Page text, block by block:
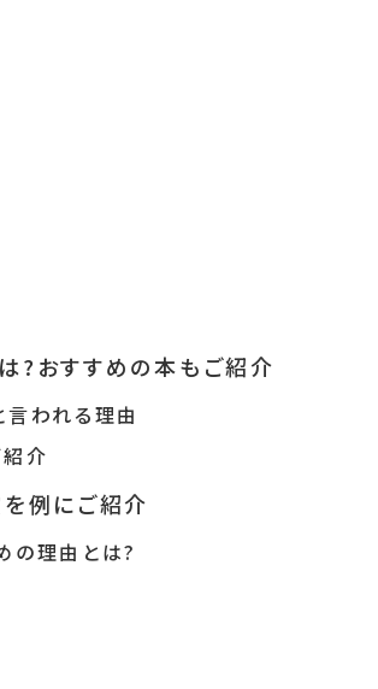
?おすすめの本もご紹介
われる理由
介
例にご紹介
の理由とは?